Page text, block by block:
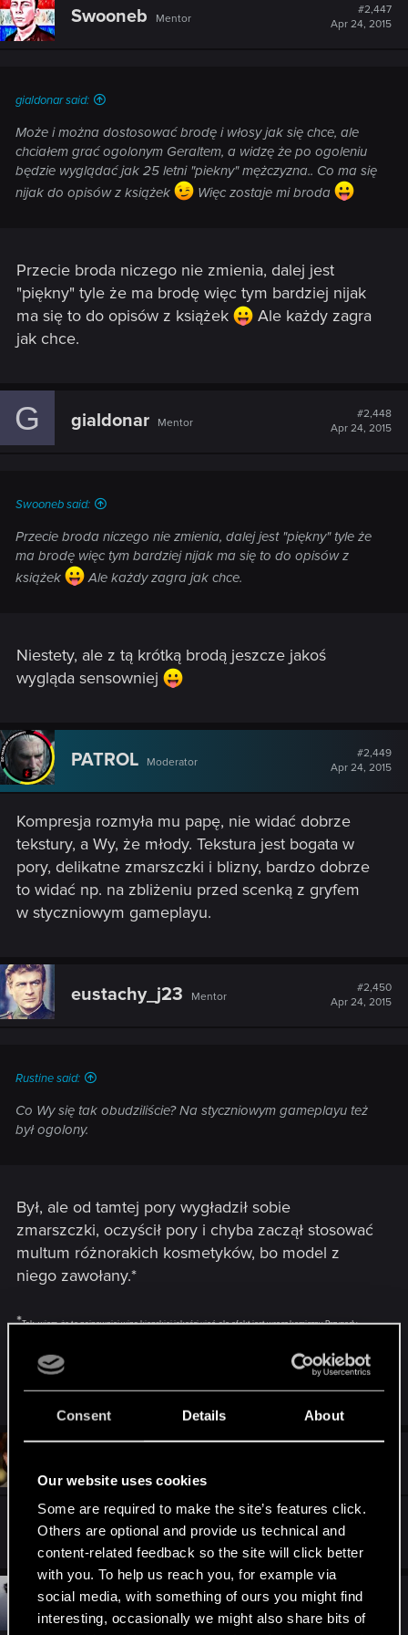
Consent Details About
Our website uses cookies
Some are required to make the site’s features click.
Others are optional and provide us technical and
content-related feedback so the site will click better
with you. To help us reach you, for example via
social media, with something of ours you might find
interesting, occasionally we might also share bits of
Swooneb Mentor
#2,447
Apr 24, 2015
gialdonar said:
Może i można dostosować brodę i włosy jak się chce, ale
chciałem grać ogolonym Geraltem, a widzę że po ogoleniu
będzie wyglądać jak 25 letni "piekny" mężczyzna.. Co ma się
nijak do opisów z książek
Więc zostaje mi broda
Przecie broda niczego nie zmienia, dalej jest
"piękny" tyle że ma brodę więc tym bardziej nijak
ma się to do opisów z książek
Ale każdy zagra
jak chce.
G gialdonar Mentor
#2,448
Apr 24, 2015
Swooneb said:
Przecie broda niczego nie zmienia, dalej jest "piękny" tyle że
ma brodę więc tym bardziej nijak ma się to do opisów z
książek
Ale każdy zagra jak chce.
Niestety, ale z tą krótką brodą jeszcze jakoś
wygląda sensowniej
PATROL Moderator
#2,449
Apr 24, 2015
Kompresja rozmyła mu papę, nie widać dobrze
tekstury, a Wy, że młody. Tekstura jest bogata w
pory, delikatne zmarszczki i blizny, bardzo dobrze
to widać np. na zbliżeniu przed scenką z gryfem
w styczniowym gameplayu.
eustachy_j23 Mentor
#2,450
Apr 24, 2015
Rustine said:
Co Wy się tak obudziliście? Na styczniowym gameplayu też
był ogolony.
Był, ale od tamtej pory wygładził sobie
zmarszczki, oczyścił pory i chyba zaczął stosować
multum różnorakich kosmetyków, bo model z
niego zawołany.*
*Tak, wiem, że to najpewniej wina kiepskiej jakości ujęć, ale efekt jest wręcz komiczny. Przygody
R
c
o
s
:
gialdonar
Marudy.
adventus.991 Mentor
#2,452
Apr 24, 2015